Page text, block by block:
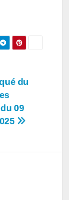
du
09